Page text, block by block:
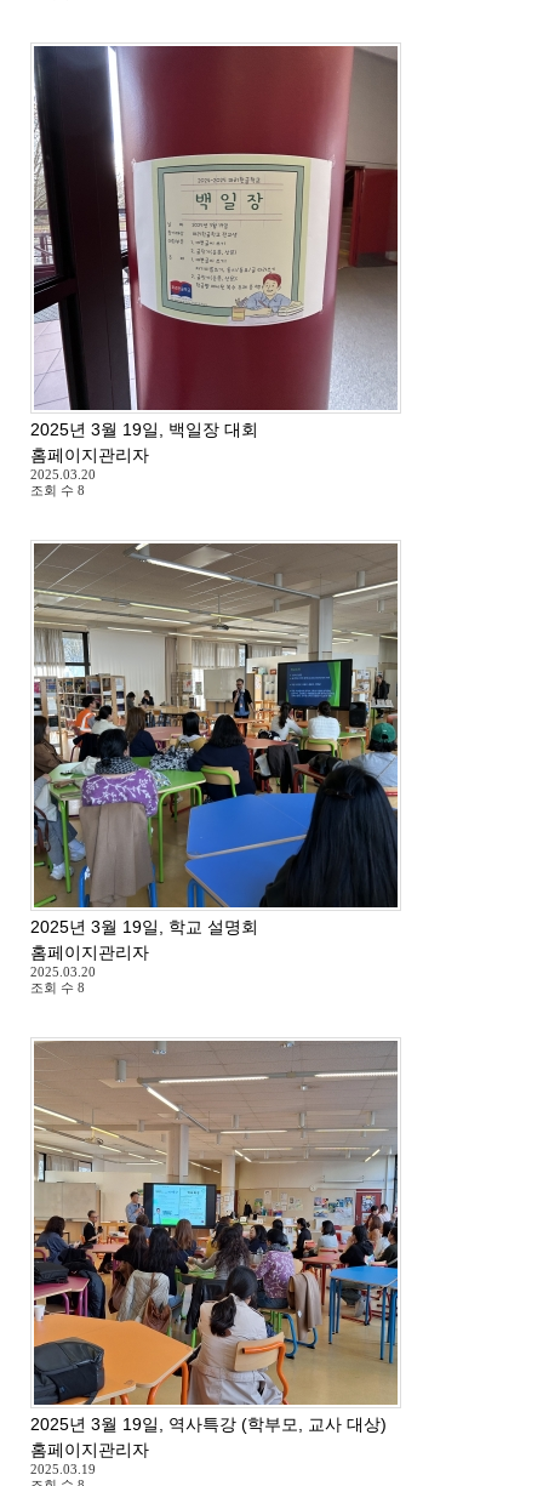
2025년 3월 19일, 백일장 대회
홈페이지관리자
2025.03.20
조회 수 8
2025년 3월 19일, 학교 설명회
홈페이지관리자
2025.03.20
조회 수 8
2025년 3월 19일, 역사특강 (학부모, 교사 대상)
홈페이지관리자
2025.03.19